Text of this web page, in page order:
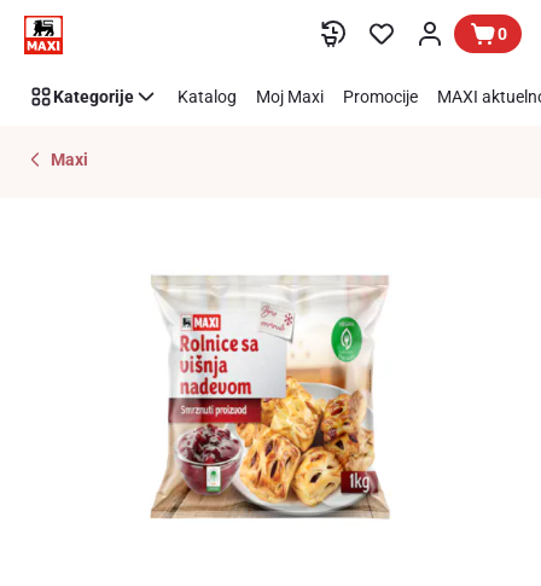
Preskoči link 0
Kategorije Katalog Moj Maxi Promocije MAXI
Maxi